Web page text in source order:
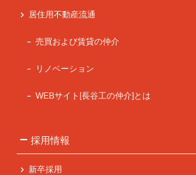
居住用不動産流通
売買および賃貸の仲介
リノベーション
WEBサイト[長谷工の仲介]とは
採用情報
新卒採用